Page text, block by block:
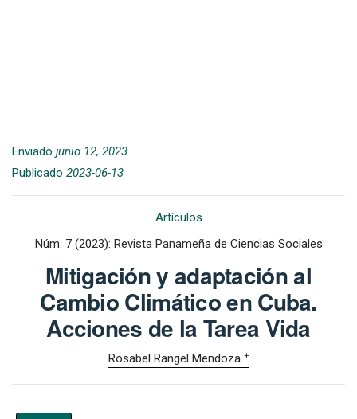
Enviado junio 12, 2023
Publicado 2023-06-13
Artículos
Núm. 7 (2023): Revista Panameña de Ciencias Sociales
Mitigación y adaptación al
Cambio Climático en Cuba.
Acciones de la Tarea Vida
Rosabel Rangel Mendoza +